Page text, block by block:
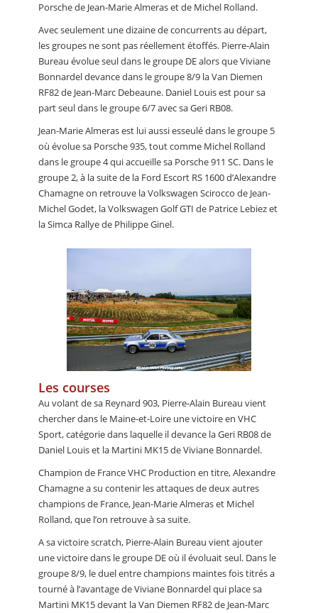
Porsche de Jean-Marie Almeras et de Michel Rolland.
Avec seulement une dizaine de concurrents au départ,
les groupes ne sont pas réellement étoffés. Pierre-Alain
Bureau évolue seul dans le groupe DE alors que Viviane
Bonnardel devance dans le groupe 8/9 la Van Diemen
RF82 de Jean-Marc Debeaune. Daniel Louis est pour sa
part seul dans le groupe 6/7 avec sa Geri RB08.
Jean-Marie Almeras est lui aussi esseulé dans le groupe 5
où évolue sa Porsche 935, tout comme Michel Rolland
dans le groupe 4 qui accueille sa Porsche 911 SC. Dans le
groupe 2, à la suite de la Ford Escort RS 1600 d’Alexandre
Chamagne on retrouve la Volkswagen Scirocco de Jean-
Michel Godet, la Volkswagen Golf GTI de Patrice Lebiez et
la Simca Rallye de Philippe Ginel.
Les courses
Au volant de sa Reynard 903, Pierre-Alain Bureau vient
chercher dans le Maine-et-Loire une victoire en VHC
Sport, catégorie dans laquelle il devance la Geri RB08 de
Daniel Louis et la Martini MK15 de Viviane Bonnardel.
Champion de France VHC Production en titre, Alexandre
Chamagne a su contenir les attaques de deux autres
champions de France, Jean-Marie Almeras et Michel
Rolland, que l’on retrouve à sa suite.
A sa victoire scratch, Pierre-Alain Bureau vient ajouter
une victoire dans le groupe DE où il évoluait seul. Dans le
groupe 8/9, le duel entre champions maintes fois titrés a
tourné à l’avantage de Viviane Bonnardel qui place sa
Martini MK15 devant la Van Diemen RF82 de Jean-Marc